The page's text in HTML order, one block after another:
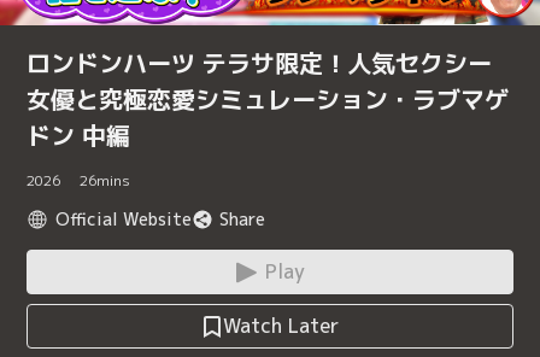
ロンドンハーツ テラサ限定！人気セクシー
女優と究極恋愛シミュレーション・ラブマゲ
ドン 中編
2026 26mins
Official Website Share
Play
Watch Later